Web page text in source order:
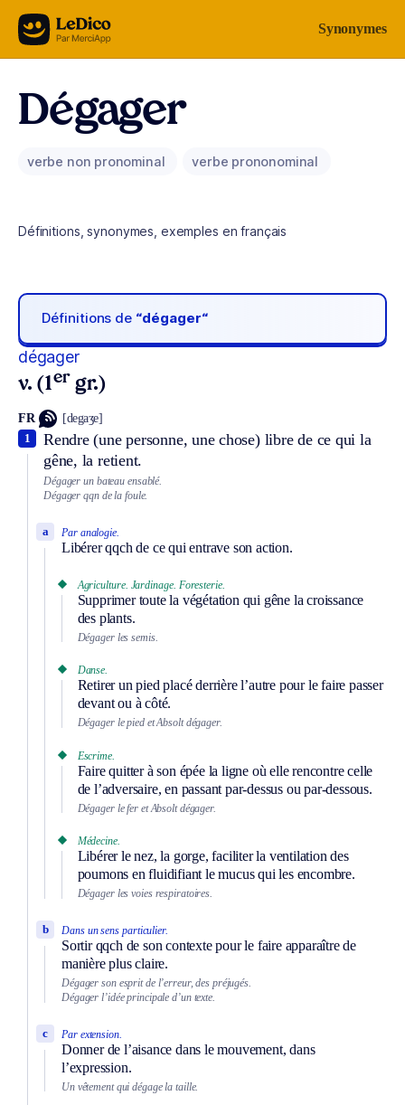
Aller au contenu Synonymes
Dégager
verbe non pronominal verbe prononominal
Définitions, synonymes, exemples en français
Définitions de “dégager“
dégager
v. (1er gr.)
FR [degaʒe]
Rendre (une personne, une chose) libre de ce qui la
gêne, la retient.
1
Dégager un bateau ensablé.
Dégager qqn de la foule.
Par analogie.
Libérer qqch de ce qui entrave son action.
a
Agriculture. Jardinage. Foresterie.
Supprimer toute la végétation qui gêne la croissance
des plants.
Dégager les semis.
Danse.
Retirer un pied placé derrière l’autre pour le faire passer
devant ou à côté.
Dégager le pied etAbsolt dégager.
Escrime.
Faire quitter à son épée la ligne où elle rencontre celle
de l’adversaire, en passant par-dessus ou par-dessous.
Dégager le fer etAbsolt dégager.
Médecine.
Libérer le nez, la gorge, faciliter la ventilation des
poumons en fluidifiant le mucus qui les encombre.
Dégager les voies respiratoires.
Dans un sens particulier.
Sortir qqch de son contexte pour le faire apparaître de
manière plus claire.
b
Dégager son esprit de l’erreur, des préjugés.
Dégager l’idée principale d’un texte.
Par extension.
Donner de l’aisance dans le mouvement, dans
l’expression.
c
Un vêtement qui dégage la taille.